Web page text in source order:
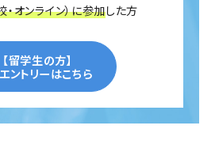
オンライン）に参加した方
【留学生の方】
ントリーはこちら